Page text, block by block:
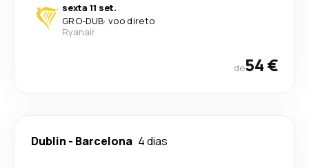
sexta 11 set.
GRO-DUB· voo direto
Ryanair
de54 €
Dublin - Barcelona 4 dias